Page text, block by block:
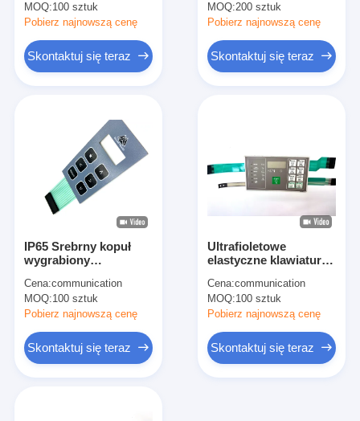
Kontrola jakości
Skontaktuj się z nami
Poproś o wycenę
Przełącznik membranowy LED
Dotykowy przełącznik membranowy
Przełącznik membranowy FPC
przełącznik membranowy wodoodporny
Przełącznik membranowy do druku cyfrowego
przełącznika światło
tylne LED dla panelu
MOQ:100 sztuk
Pobierz najnowszą cenę
Skontaktuj się teraz
sterownika
MOQ:200 sztuk
Pobierz najnowszą cenę
Skontaktuj się teraz
IP65 Srebrny kopuł
wygrabiony
silikonowej z
atramentem odpornym
na promieniowanie UV
Cena:communication
MOQ:100 sztuk
Pobierz najnowszą cenę
Skontaktuj się teraz
Ultrafioletowe
elastyczne klawiatury
kontrolerem
zewnętrznym
Cena:communication
MOQ:100 sztuk
Pobierz najnowszą cenę
Skontaktuj się teraz